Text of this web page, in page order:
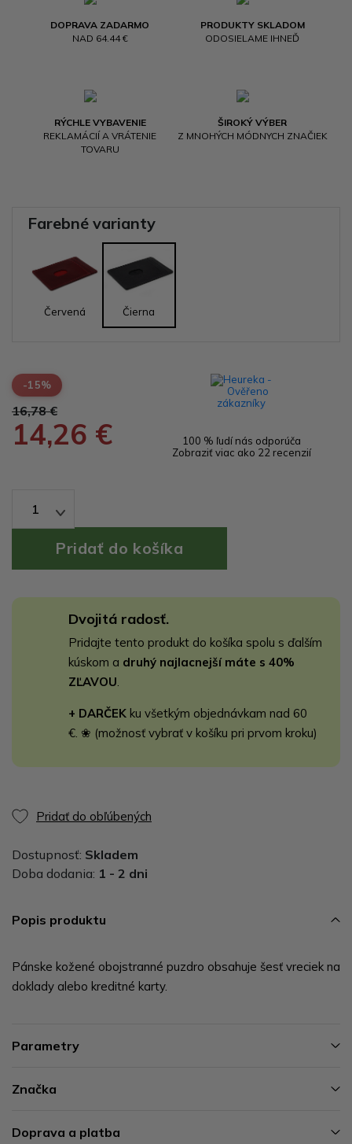
DOPRAVA ZADARMO
NAD 64.44 €
PRODUKTY SKLADOM
ODOSIELAME IHNEĎ
RÝCHLE VYBAVENIE
REKLAMÁCIÍ A VRÁTENIE
TOVARU
ŠIROKÝ VÝBER
Z MNOHÝCH MÓDNYCH ZNAČIEK
Farebné varianty
Červená Čierna
-15%
16,78 €
14,26 €
100 % ľudí nás odporúča
Zobraziť viac ako 22 recenzií
1
Dvojitá radosť.
Pridajte tento produkt do košíka spolu s ďalším
kúskom a druhý najlacnejší máte s 40%
ZĽAVOU
+ DARČEK ku všetkým objednávkam nad 60
€. ❀ (možnosť vybrať v košíku pri prvom kroku)
Pridať do obľúbených
Dostupnosť: Skladem
Doba dodania: 1 - 2 dni
Popis produktu
Pánske kožené obojstranné puzdro obsahuje šesť vreciek na
doklady alebo kreditné karty.
Parametry
Značka
Doprava a platba